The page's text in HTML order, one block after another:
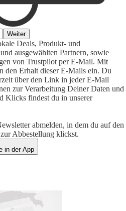
Weiter
Deals, Produkt- und
ausgewählten Partnern, sowie
von Trustpilot per E-Mail. Mit
Erhalt dieser E-Mails ein. Du
über den Link in jeder E-Mail
zur Verarbeitung Deiner Daten und
Klicks findest du in unserer
abmelden, in dem du auf den
Abbestellung klickst.
in der App